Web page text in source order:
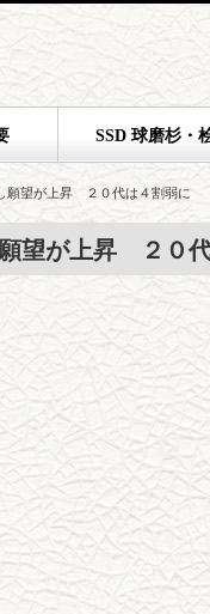
SSD 球磨杉・
願望が上昇 ２０代は４割弱に
望が上昇 ２０